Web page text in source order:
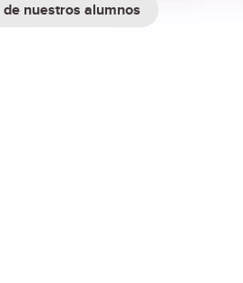
nuestros alumnos